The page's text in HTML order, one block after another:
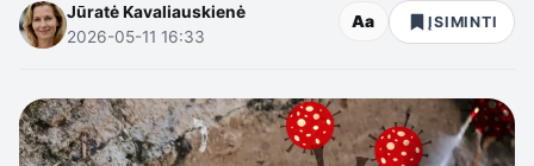
Jūratė Kavaliauskienė
2026-05-11 16:33
Aa ĮSIMINTI